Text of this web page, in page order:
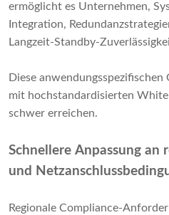
ermöglicht es Unternehmen,
Integration,
Langzeit-Standby-
Diese
mit hochstandardisierten
schwer erreichen.
Schnellere Anpassung an
und
Regionale Compliance-